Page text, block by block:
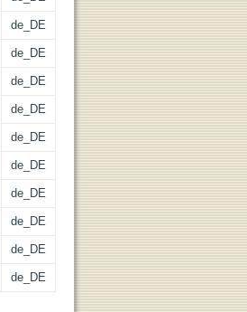
de_DE
de_DE
de_DE
de_DE
de_DE
de_DE
de_DE
de_DE
de_DE
de_DE